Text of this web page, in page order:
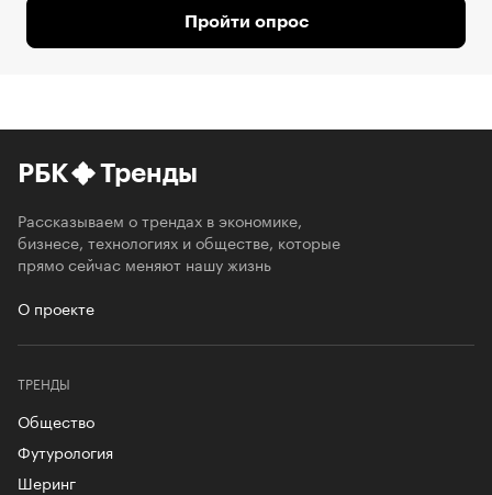
Пройти опрос
РБК Тренды
Рассказываем о трендах в экономике,
бизнесе, технологиях и обществе, которые
прямо сейчас меняют нашу жизнь
О проекте
ТРЕНДЫ
Общество
Футурология
Шеринг